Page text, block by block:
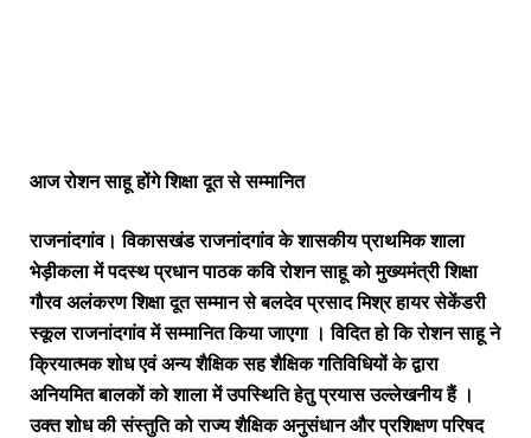
आज रोशन साहू होंगे शिक्षा दूत से सम्मानित
राजनांदगांव। विकासखंड राजनांदगांव के शासकीय प्राथमिक शाला
भेड़ीकला में पदस्थ प्रधान पाठक कवि रोशन साहू को मुख्यमंत्री शिक्षा
गौरव अलंकरण शिक्षा दूत सम्मान से बलदेव प्रसाद मिश्र हायर सेकेंडरी
स्कूल राजनांदगांव में सम्मानित किया जाएगा । विदित हो कि रोशन साहू ने
क्रियात्मक शोध एवं अन्य शैक्षिक सह शैक्षिक गतिविधियों के द्वारा
अनियमित बालकों को शाला में उपस्थिति हेतु प्रयास उल्लेखनीय हैं ।
उक्त शोध की संस्तुति को राज्य शैक्षिक अनुसंधान और प्रशिक्षण परिषद